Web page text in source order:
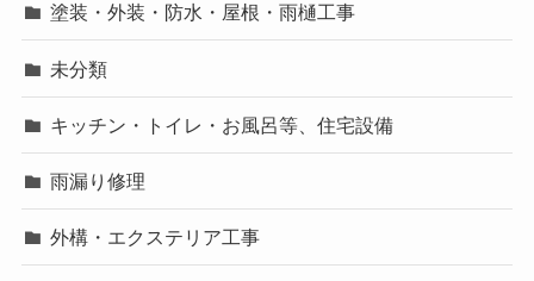
塗装・外装・防水・屋根・雨樋工事
未分類
キッチン・トイレ・お風呂等、住宅設備
雨漏り修理
外構・エクステリア工事